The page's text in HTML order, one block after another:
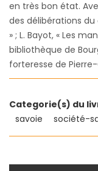
en très bon état.
des délibérations
» ; L. Bayot, « Les
bibliothèque de
forteresse de
Categorie(s) du
savoie
société-